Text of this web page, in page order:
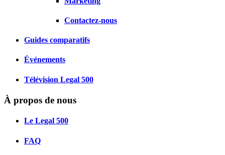
Contactez-nous
Guides comparatifs
Événements
Télévision Legal 500
À propos de nous
Le Legal 500
FAQ